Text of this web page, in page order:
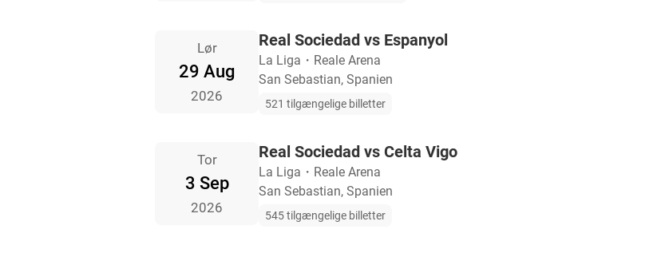
Lør
29 Aug
2026
Real Sociedad vs Espanyol
La Liga ・ Reale Arena
San Sebastian, Spanien
521 tilgængelige billetter
Tor
3 Sep
2026
Real Sociedad vs Celta Vigo
La Liga ・ Reale Arena
San Sebastian, Spanien
545 tilgængelige billetter